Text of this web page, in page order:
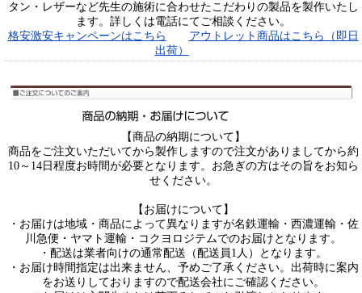
タン・レザーなど先生の施術に合わせたこだわりの製品を製作いたし
ます。詳しくは電話にてご相談ください。
格安激安キャンペーンはこちら
アウトレット商品はこちら（即日
出荷）
【商品の納期について】
商品をご注文いただいてから製作しますので注文がありましてから約
10～14日程度お時間が必要となります。お急ぎの方はその旨をお知ら
せください。
【お届けについて】
・お届けは地域・商品によって異なりますが名鉄運輸・西濃運輸・佐
川急便・ヤマト運輸・コクヨロジテムでのお届けとなります。
・配送は業者向けの通常配送（配送員1人）となります。
・お届け時間指定は出来ません、予めご了承ください。出荷時に案内
をお送りしておりますので配送会社にご確認ください。